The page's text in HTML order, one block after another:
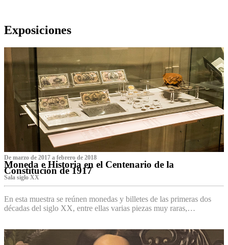
Exposiciones
De marzo de 2017 a febrero de 2018
Moneda e Historia en el Centenario de la
Constitución de 1917
Sala siglo XX
En esta muestra se reúnen monedas y billetes de las primeras dos
décadas del siglo XX, entre ellas varias piezas muy raras,…